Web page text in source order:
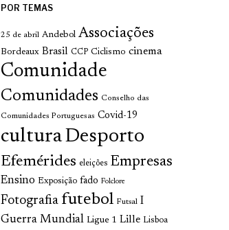
POR TEMAS
25 de abril Andebol Associações
Bordeaux Brasil CCP Ciclismo cinema
Comunidade
Comunidades Conselho das
Comunidades Portuguesas Covid-19
culturaDesporto
Efemérides eleições Empresas
Ensino Exposição fado Folclore
Fotografia futebol Futsal I
Guerra Mundial Ligue 1 Lille Lisboa